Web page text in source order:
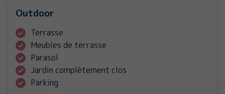
Outdoor
Terrasse
Meubles de terrasse
Parasol
Jardin complètement clos
Parking